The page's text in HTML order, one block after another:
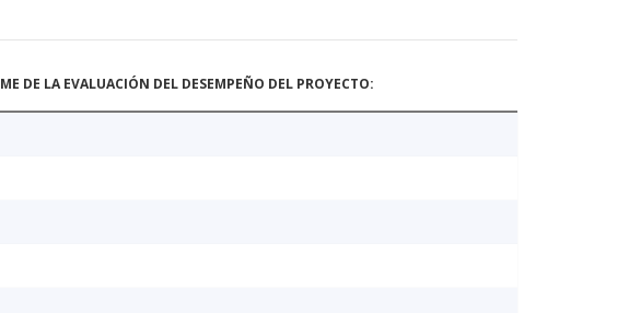
DE LA EVALUACIÓN DEL DESEMPEÑO DEL PROYECTO: